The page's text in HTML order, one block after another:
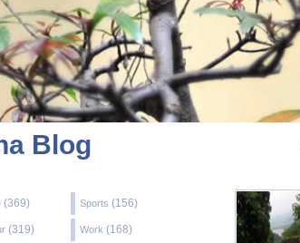
Blog
(369) Sports (156)
(319) Work (168)